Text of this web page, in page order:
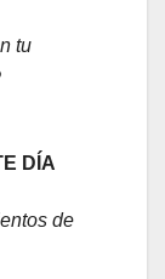
tu
DÍA
de